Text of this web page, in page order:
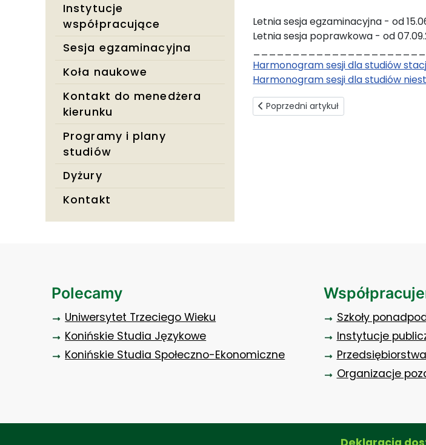
Instytucje
współpracujące
Sesja egzaminacyjna
Koła naukowe
Kontakt do menedżera
kierunku
Programy i plany
studiów
Dyżury
Kontakt
Letnia sesja egzaminacyjna - od
Letnia sesja poprawkowa - od
Harmonogram sesji dla studiów
Harmonogram sesji dla studiów
Poprzedni artykuł: Koła naukowe
Poprzedni artykuł
Polecamy
Uniwersytet Trzeciego Wieku
Konińskie Studia Językowe
Konińskie Studia Społeczno-Ekonomiczne
Szkoły
Instytucje
Organizacje